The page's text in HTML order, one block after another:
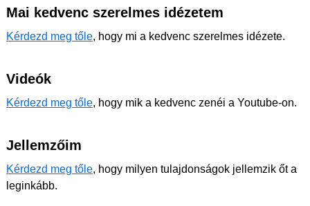
Mai kedvenc szerelmes idézetem
Kérdezd meg tőle, hogy mi a kedvenc szerelmes idézete.
Videók
Kérdezd meg tőle, hogy mik a kedvenc zenéi a Youtube-on.
Jellemzőim
Kérdezd meg tőle, hogy milyen tulajdonságok jellemzik őt a
leginkább.